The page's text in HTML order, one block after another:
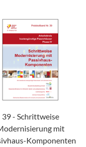
39 - Schrittweise
mit
Komponenten